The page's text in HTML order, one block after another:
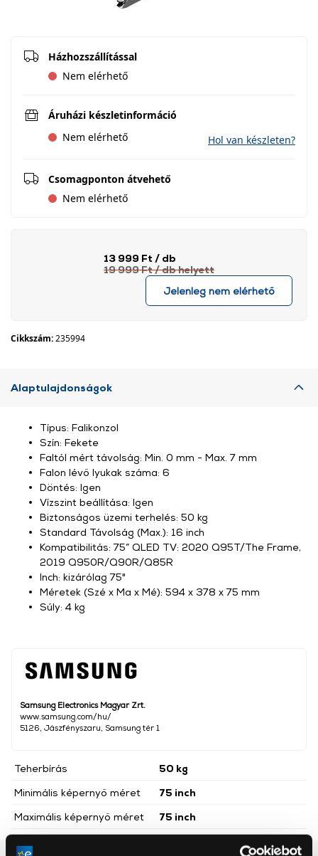
Házhozszállítással
Nem elérhető
Áruházi készletinformáció
Nem elérhető
Hol van készleten?
Csomagponton átvehető
Nem elérhető
13 999 Ft / db
19 999 Ft/ dbhelyett
Jelenleg nem elérhető
Cikkszám:235994
Alaptulajdonságok
Samsung Electronics Magyar Zrt.
www.samsung.com/hu/
5126, Jászfényszaru, Samsung tér 1
Teherbírás
50 kg
Minimális képernyő méret
75 inch
Maximális képernyő méret
75 inch
Típus: Falikonzol
Szín: Fekete
Faltól mért távolság: Min. 0 mm - Max. 7 mm
Falon lévő lyukak száma: 6
Döntés: Igen
Vízszint beállítása: Igen
Biztonságos üzemi terhelés: 50 kg
Standard Távolság (Max.): 16 inch
Kompatibilitás: 75” QLED TV: 2020 Q95T/The Frame,
2019 Q950R/Q90R/Q85R
Inch: kizárólag 75"
Méretek (Szé x Ma x Mé): 594 x 378 x 75 mm
Súly: 4 kg